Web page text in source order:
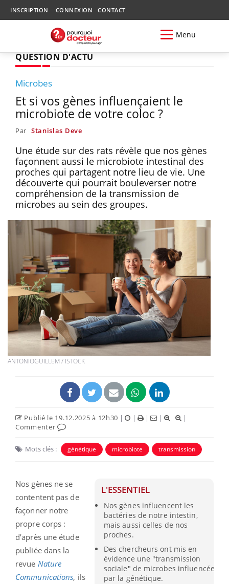
INSCRIPTION CONNEXION CONTACT
Menu
QUESTION D'ACTU
Microbes
Et si vos gènes influençaient le
microbiote de votre coloc ?
Par Stanislas Deve
Une étude sur des rats révèle que nos gènes
façonnent aussi le microbiote intestinal des
proches qui partagent notre lieu de vie. Une
découverte qui pourrait bouleverser notre
compréhension de la transmission de
microbes au sein des groupes.
ANTONIOGUILLEM / ISTOCK
Publié le 19.12.2025 à 12h30 | | | |
|
Commenter
Mots clés : génétique microbiote transmission
L'ESSENTIEL
Nos gènes influencent les
bactéries de notre intestin,
mais aussi celles de nos
proches.
Des chercheurs ont mis en
évidence une "transmission
sociale" de microbes influencée
par la génétique.
Nos gènes ne se
contentent pas de
façonner notre
propre corps :
d’après une étude
publiée dans la
revue Nature
Communications, ils